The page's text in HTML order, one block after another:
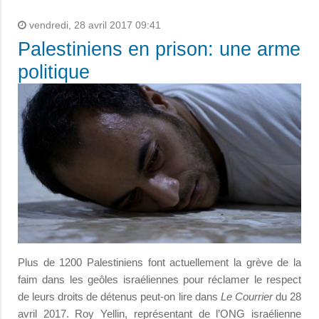
vendredi, 28 avril 2017 09:41
Palestiniens en prison: une arme
politique
Plus de 1200 Palestiniens font actuellement la grève de la
faim dans les geôles israéliennes pour réclamer le respect
de leurs droits de détenus peut-on lire dans Le Courrierdu 28
avril 2017. Roy Yellin, représentant de l’ONG israélienne